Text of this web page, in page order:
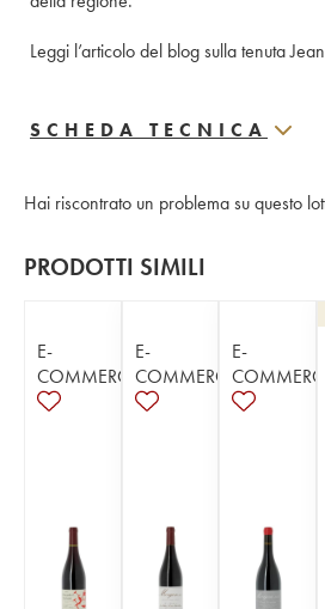
Leggi l’articolo del blog sulla tenuta
SCHEDA TECNICA
Hai riscontrato un problema su questo
PRODOTTI SIMILI
E-
COMMERCE
E-
COMMERCE
E-
COMMERCE